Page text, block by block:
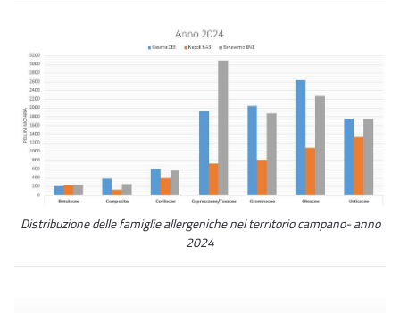
Distribuzione delle famiglie allergeniche nel territorio campano- anno
2024